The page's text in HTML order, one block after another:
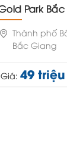
Gold Park
Thành phố
Bắc Giang
Giá: 49 triệu